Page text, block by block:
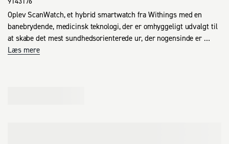
Oplev ScanWatch, et hybrid smartwatch fra Withings med en
banebrydende, medicinsk teknologi, der er omhyggeligt udvalgt til
at skabe det mest sundhedsorienterede ur, der nogensinde er
sendt på markedet. Verdens første hybride smartwatch, udviklet
Læs mere